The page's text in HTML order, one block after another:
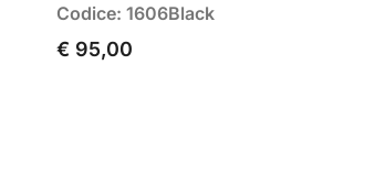
Codice: 1606Black
€ 95,00